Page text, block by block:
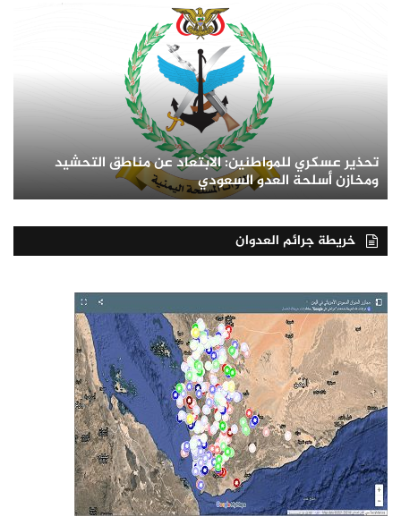
تحذير عسكري للمواطنين: الابتعاد عن مناطق التحشيد
ومخازن أسلحة العدو السعودي
خريطة جرائم العدوان